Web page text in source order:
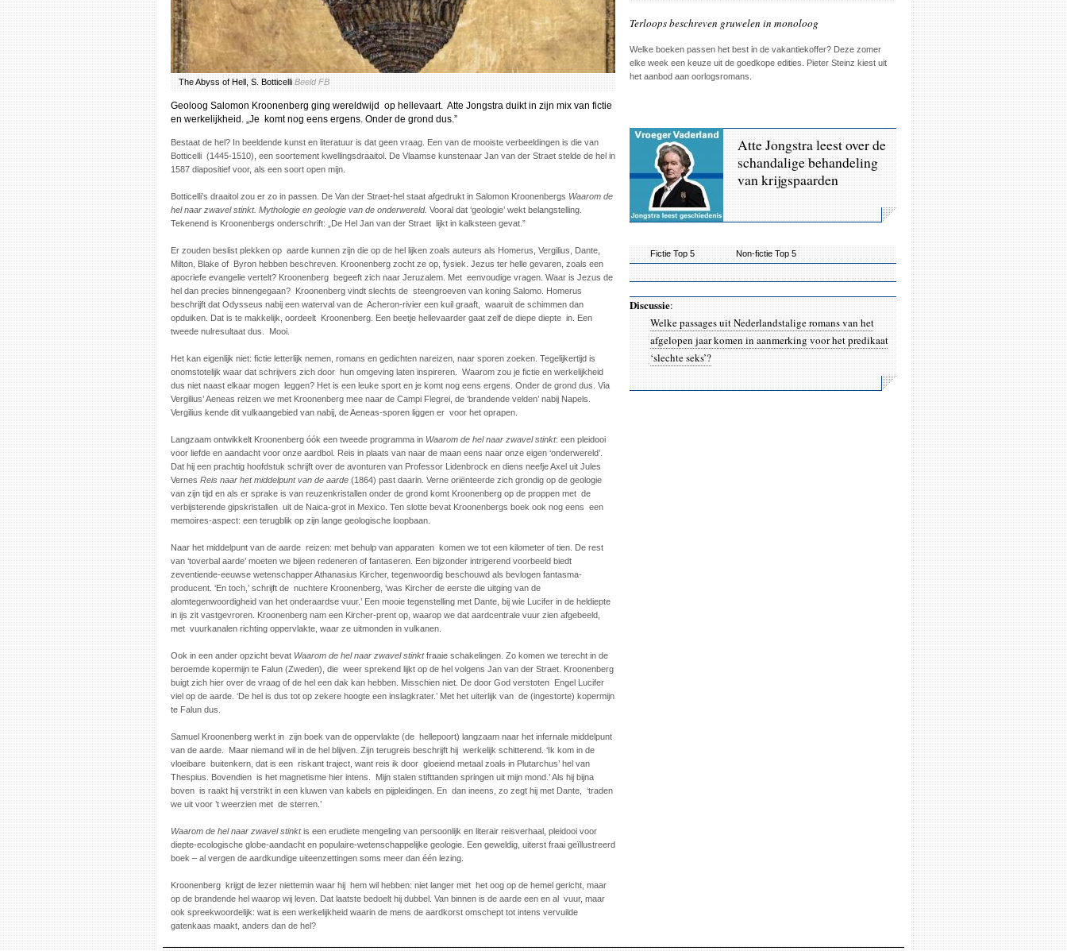
The Abyss of Hell, S. BotticelliBeeld FB
Geoloog Salomon Kroonenberg ging wereldwijd op hellevaart. Atte Jongstra duikt in zijn mix van fictie
en werkelijkheid. „Je komt nog eens ergens. Onder de grond dus.”
Bestaat de hel? In beeldende kunst en literatuur is dat geen vraag. Een van de mooiste verbeeldingen is die van
Botticelli (1445-1510), een soortement kwellingsdraaitol. De Vlaamse kunstenaar Jan van der Straet stelde de hel in
1587 diapositief voor, als een soort open mijn.
Botticelli’s draaitol zou er zo in passen. De Van der Straet-hel staat afgedrukt in Salomon Kroonenbergs Waarom de
hel naar zwavel stinkt. Mythologie en geologie van de onderwereld. Vooral dat ‘geologie’ wekt belangstelling.
Tekenend is Kroonenbergs onderschrift: „De Hel Jan van der Straet lijkt in kalksteen gevat.”
Er zouden beslist plekken op aarde kunnen zijn die op de hel lijken zoals auteurs als Homerus, Vergilius, Dante,
Milton, Blake of Byron hebben beschreven. Kroonenberg zocht ze op, fysiek. Jezus ter helle gevaren, zoals een
apocriefe evangelie vertelt? Kroonenberg begeeft zich naar Jeruzalem. Met eenvoudige vragen. Waar is Jezus de
hel dan precies binnengegaan? Kroonenberg vindt slechts de steengroeven van koning Salomo. Homerus
beschrijft dat Odysseus nabij een waterval van de Acheron-rivier een kuil graaft, waaruit de schimmen dan
opduiken. Dat is te makkelijk, oordeelt Kroonenberg. Een beetje hellevaarder gaat zelf de diepe diepte in. Een
tweede nulresultaat dus. Mooi.
Het kan eigenlijk niet: fictie letterlijk nemen, romans en gedichten nareizen, naar sporen zoeken. Tegelijkertijd is
onomstotelijk waar dat schrijvers zich door hun omgeving laten inspireren. Waarom zou je fictie en werkelijkheid
dus niet naast elkaar mogen leggen? Het is een leuke sport en je komt nog eens ergens. Onder de grond dus. Via
Vergilius’ Aeneas reizen we met Kroonenberg mee naar de Campi Flegrei, de ‘brandende velden’ nabij Napels.
Vergilius kende dit vulkaangebied van nabij, de Aeneas-sporen liggen er voor het oprapen.
Langzaam ontwikkelt Kroonenberg óók een tweede programma in Waarom de hel naar zwavel stinkt: een pleidooi
voor liefde en aandacht voor onze aardbol. Reis in plaats van naar de maan eens naar onze eigen ‘onderwereld’.
Dat hij een prachtig hoofdstuk schrijft over de avonturen van Professor Lidenbrock en diens neefje Axel uit Jules
Vernes Reis naar het middelpunt van de aarde (1864) past daarin. Verne oriënteerde zich grondig op de geologie
van zijn tijd en als er sprake is van reuzenkristallen onder de grond komt Kroonenberg op de proppen met de
verbijsterende gipskristallen uit de Naica-grot in Mexico. Ten slotte bevat Kroonenbergs boek ook nog eens een
memoires-aspect: een terugblik op zijn lange geologische loopbaan.
Naar het middelpunt van de aarde reizen: met behulp van apparaten komen we tot een kilometer of tien. De rest
van ‘toverbal aarde’ moeten we bijeen redeneren of fantaseren. Een bijzonder intrigerend voorbeeld biedt
zeventiende-eeuwse wetenschapper Athanasius Kircher, tegenwoordig beschouwd als bevlogen fantasma-
producent. ‘En toch,’ schrijft de nuchtere Kroonenberg, ‘was Kircher de eerste die uitging van de
alomtegenwoordigheid van het onderaardse vuur.’ Een mooie tegenstelling met Dante, bij wie Lucifer in de heldiepte
in ijs zit vastgevroren. Kroonenberg nam een Kircher-prent op, waarop we dat aardcentrale vuur zien afgebeeld,
met vuurkanalen richting oppervlakte, waar ze uitmonden in vulkanen.
Ook in een ander opzicht bevat Waarom de hel naar zwavel stinktfraaie schakelingen. Zo komen we terecht in de
beroemde kopermijn te Falun (Zweden), die weer sprekend lijkt op de hel volgens Jan van der Straet. Kroonenberg
buigt zich hier over de vraag of de hel een dak kan hebben. Misschien niet. De door God verstoten Engel Lucifer
viel op de aarde. ‘De hel is dus tot op zekere hoogte een inslagkrater.’ Met het uiterlijk van de (ingestorte) kopermijn
te Falun dus.
Samuel Kroonenberg werkt in zijn boek van de oppervlakte (de hellepoort) langzaam naar het infernale middelpunt
van de aarde. Maar niemand wil in de hel blijven. Zijn terugreis beschrijft hij werkelijk schitterend. ‘Ik kom in de
vloeibare buitenkern, dat is een riskant traject, want reis ik door gloeiend metaal zoals in Plutarchus’ hel van
Thespius. Bovendien is het magnetisme hier intens. Mijn stalen stifttanden springen uit mijn mond.’ Als hij bijna
boven is raakt hij verstrikt in een kluwen van kabels en pijpleidingen. En dan ineens, zo zegt hij met Dante, ‘traden
we uit voor ’t weerzien met de sterren.’
Waarom de hel naar zwavel stinktis een erudiete mengeling van persoonlijk en literair reisverhaal, pleidooi voor
diepte-ecologische globe-aandacht en populaire-wetenschappelijke geologie. Een geweldig, uiterst fraai geïllustreerd
boek – al vergen de aardkundige uiteenzettingen soms meer dan één lezing.
Kroonenberg krijgt de lezer niettemin waar hij hem wil hebben: niet langer met het oog op de hemel gericht, maar
op de brandende hel waarop wij leven. Dat laatste bedoelt hij dubbel. Van binnen is de aarde een en al vuur, maar
ook spreekwoordelijk: wat is een werkelijkheid waarin de mens de aardkorst omschept tot intens vervuilde
gatenkaas maakt, anders dan de hel?
Terloops beschreven gruwelen in monoloog
Welke boeken passen het best in de vakantiekoffer? Deze zomer
elke week een keuze uit de goedkope edities. Pieter Steinz kiest uit
het aanbod aan oorlogsromans.
Atte Jongstra leest over de
schandalige behandeling
van krijgspaarden
Fictie Top 5 Non-fictie Top 5
Discussie:
Welke passages uit Nederlandstalige romans van het
afgelopen jaar komen in aanmerking voor het predikaat
‘slechte seks’?